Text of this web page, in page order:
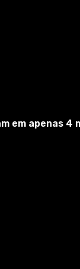
em apenas 4